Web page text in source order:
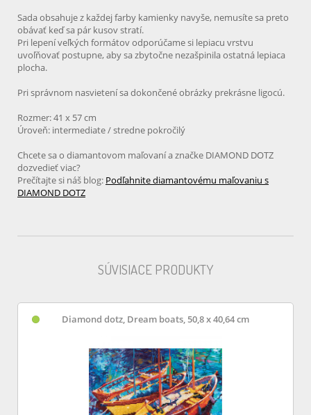
Sada obsahuje z každej farby kamienky navyše, nemusíte sa preto
obávať keď sa pár kusov stratí.
Pri lepení veľkých formátov odporúčame si lepiacu vrstvu
uvoľňovať postupne, aby sa zbytočne nezašpinila ostatná lepiaca
plocha.
Pri správnom nasvietení sa dokončené obrázky prekrásne ligocú.
Rozmer: 41 x 57 cm
Úroveň: intermediate / stredne pokročilý
Chcete sa o diamantovom maľovaní a značke DIAMOND DOTZ
dozvedieť viac?
Prečítajte si náš blog: Podľahnite diamantovému maľovaniu s
DIAMOND DOTZ
SÚVISIACE PRODUKTY
Diamond dotz, Dream boats, 50,8 x 40,64 cm